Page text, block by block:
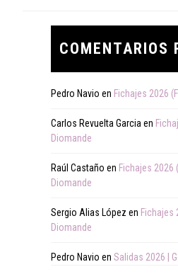
COMENTARIOS
Pedro Navio en Fichajes 2026
Carlos Revuelta Garcia en
Diomande
Raúl Castaño en Fichajes 2026
Diomande
Sergio Alias López en Fichajes
Diomande
Pedro Navio en Salidas 2026 |